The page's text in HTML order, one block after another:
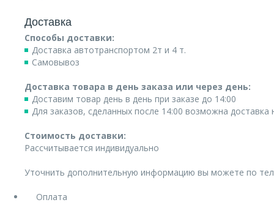
Доставка
Способы доставки:
Доставка автотранспортом 2т и 4 т.
Самовывоз
Доставка товара в день заказа или через день:
Доставим товар день в день при заказе до 14:00
Для заказов, сделанных после 14:00 возможна
Стоимость доставки:
Рассчитывается индивидуально
Уточнить дополнительную информацию вы можете по
Оплата